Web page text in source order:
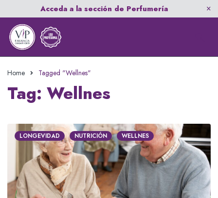
Acceda a la sección de Perfumería
Home Tagged "Wellnes"
Tag: Wellnes
LONGEVIDAD NUTRICIÓN WELLNES